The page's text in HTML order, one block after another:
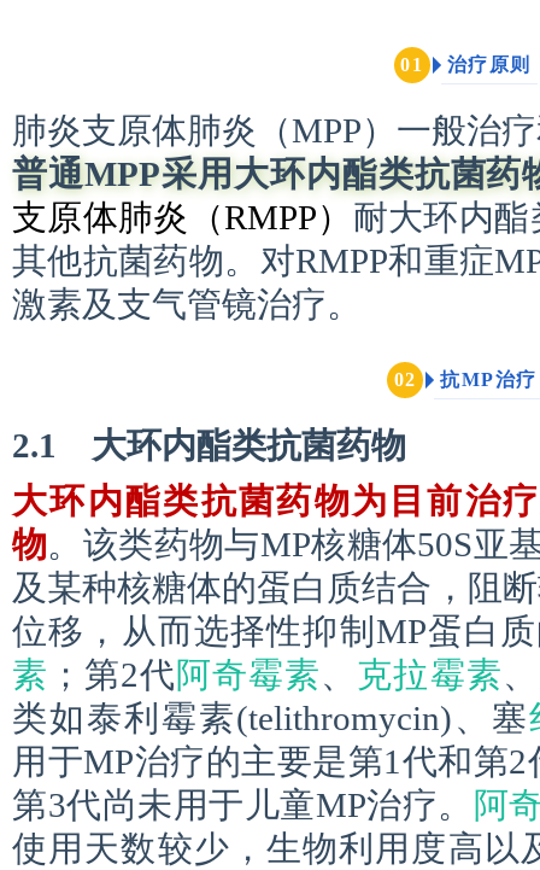
01 治疗原则
肺炎支原体肺炎（MPP）一般治
普通MPP采用大环内酯类抗菌药
支原体肺炎（RMPP） 耐大环内
其他抗菌药物。对RMPP和重症
激素及支气管镜治疗。
02 抗MP治疗
2.1 大环内酯类抗菌药物
大环内酯类抗菌药物为目前治
物。该类药物与MP核糖体50S亚
及某种核糖体的蛋白质结合，阻
位移，从而选择性抑制MP蛋白
素 ；第2代阿奇霉素、 克拉霉素、
类如泰利霉素(telithromycin)、塞
用于MP治疗的主要是第1代和第
第3代尚未用于儿童MP治疗。
阿
使用天数较少，生物利用度高以